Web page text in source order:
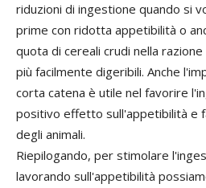
riduzioni di ingestione quando si
prime con ridotta appetibilità o
quota di cereali crudi nella
più facilmente digeribili. Anche
corta catena è utile nel favorire
positivo effetto sull'appetibilità e
degli animali.
Riepilogando, per stimolare
lavorando sull'appetibilità